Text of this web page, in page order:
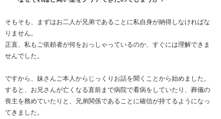
そもそも、まずはお二人が兄弟であることに私自身が納得しなければな
りません。
正直、私もご依頼者が何をおっしゃっているのか、すぐには理解できま
せんでした。
ですから、妹さんご本人からじっくりお話を聞くことから始めました。
すると、お兄さんが亡くなる直前まで病院で看病をしていたり、葬儀の
喪主を務めていたりと、兄弟関係であることに確信が持てるようになっ
てきました。